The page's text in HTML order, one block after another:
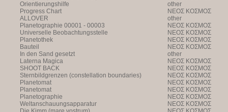
Orientierungshilfe
other
Progress Chart
NEOΣ KOΣMOΣ
ALLOVER
other
Planetographie 00001 - 00003
NEOΣ KOΣMOΣ
Universelle Beobachtungsstelle
NEOΣ KOΣMOΣ
Planetothek
NEOΣ KOΣMOΣ
Bauteil
NEOΣ KOΣMOΣ
In den Sand gesetzt
other
Laterna Magica
NEOΣ KOΣMOΣ
SHOOT BACK
NEOΣ KOΣMOΣ
Sternbildgrenzen (constellation boundaries)
NEOΣ KOΣMOΣ
Planetomat
NEOΣ KOΣMOΣ
Planetomat
NEOΣ KOΣMOΣ
Planetographie
NEOΣ KOΣMOΣ
Weltanschauungsapparatur
NEOΣ KOΣMOΣ